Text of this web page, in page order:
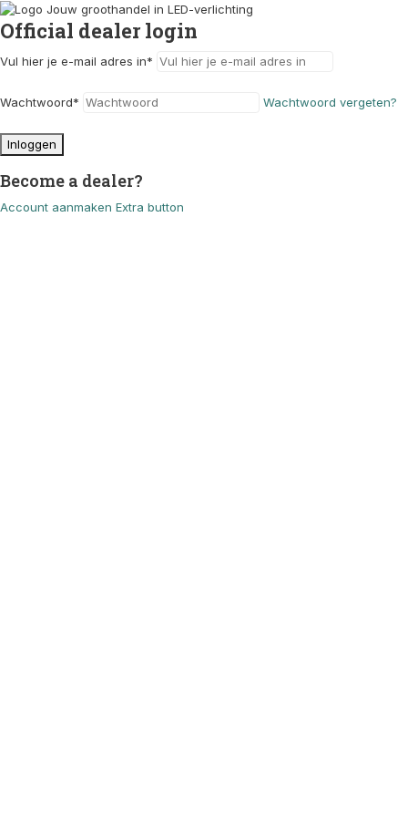
Official dealer login
Vul hier je e-mail adres in*
Wachtwoord* Wachtwoord vergeten?
Inloggen
Become a dealer?
Account aanmaken Extra button